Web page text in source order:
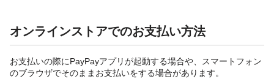
オンラインストアでのお支払い方法
お支払いの際にPayPayアプリが起動する場合や、スマートフォン
のブラウザでそのままお支払いをする場合があります。